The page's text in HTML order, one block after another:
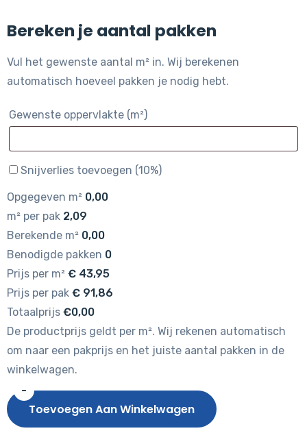
Bereken je aantal pakken
Vul het gewenste aantal m² in. Wij berekenen
automatisch hoeveel pakken je nodig hebt.
Gewenste oppervlakte (m²)
Snijverlies toevoegen (10%)
Opgegeven m² 0,00
m² per pak 2,09
Berekende m² 0,00
Benodigde pakken 0
Prijs per m² € 43,95
Prijs per pak € 91,86
Totaalprijs €0,00
De productprijs geldt per m². Wij rekenen automatisch
om naar een pakprijs en het juiste aantal pakken in de
winkelwagen.
-
Belakos
Monastro
Toevoegen Aan Winkelwagen